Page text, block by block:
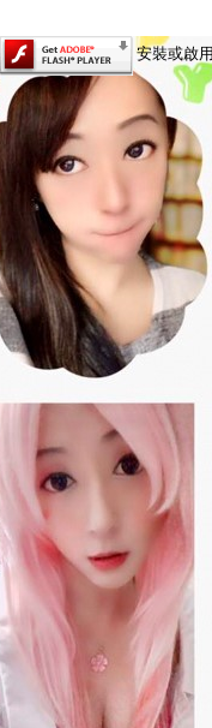
安裝或啟